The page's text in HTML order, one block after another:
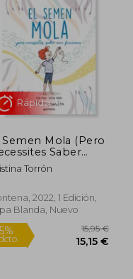
5%
dcto.
Semen Mola (Pero
Saber
Funciona)
(en
Torrón
2022, 1 Edición,
Blanda, Nuevo